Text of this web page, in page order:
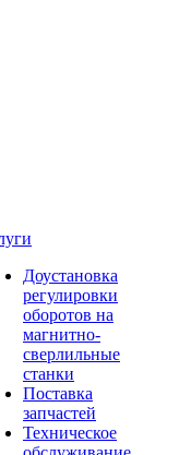
Доустановка
регулировки
оборотов на
магнитно-
сверлильные
станки
Поставка
запчастей
Техническое